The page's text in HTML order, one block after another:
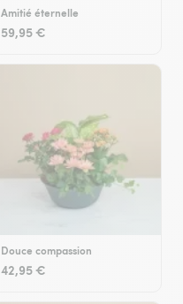
Amitié éternelle
59,95 €
Douce compassion
42,95 €